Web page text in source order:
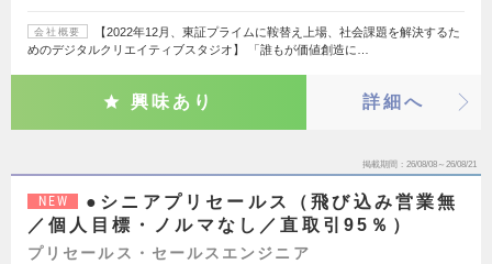
会社概要
【2022年12月、東証プライムに鞍替え上場、社会課題を解決するた
めのデジタルクリエイティブスタジオ】 「誰もが価値創造に…
興味あり 詳細へ
掲載期間 26/08/08～26/08/21
NEW
●シニアプリセールス（飛び込み営業無
／個人目標・ノルマなし／直取引95％）
プリセールス・セールスエンジニア